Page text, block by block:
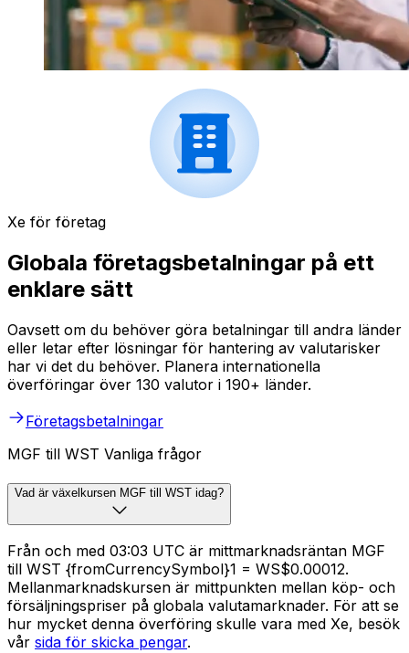
Xe för företag
Globala företagsbetalningar på ett
enklare sätt
Oavsett om du behöver göra betalningar till andra länder
eller letar efter lösningar för hantering av valutarisker
har vi det du behöver. Planera internationella
överföringar över 130 valutor i 190+ länder.
Företagsbetalningar
MGF till WST Vanliga frågor
Vad är växelkursen MGF till WST idag?
Från och med 03:03 UTC är mittmarknadsräntan MGF
till WST {fromCurrencySymbol}1 = WS$0.00012.
Mellanmarknadskursen är mittpunkten mellan köp- och
försäljningspriser på globala valutamarknader. För att se
hur mycket denna överföring skulle vara med Xe, besök
vår sida för skicka pengar.